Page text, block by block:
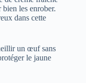
bien les enrober.
dans cette
un œuf sans
le jaune